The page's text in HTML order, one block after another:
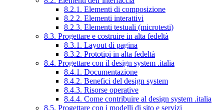
8.2.1. Elementi di composizione
8.2.2. Elementi interattivi
8.2.3. Elementi testuali (microtesti)
8.3. Progettare e costruire in alta fedeltà
8.3.1. Layout di pagina
8.3.2. Prototipi in alta fedeltà
8.4. Progettare con il design system .italia
8.4.1. Documentazione
8.4.2. Benefici del design system
8.4.3. Risorse operative
8.4.4. Come contribuire al design system .italia
8.5. Progettare con i modelli di sito e servizi